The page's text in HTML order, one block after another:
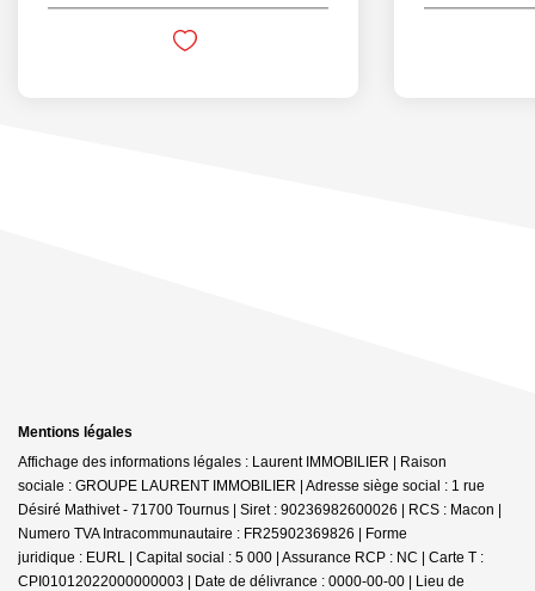
Mentions légales
Affichage des informations légales : Laurent IMMOBILIER | Raison
sociale : GROUPE LAURENT IMMOBILIER | Adresse siège social : 1 rue
Désiré Mathivet - 71700 Tournus | Siret : 90236982600026 | RCS : Macon |
Numero TVA Intracommunautaire : FR25902369826 | Forme
juridique : EURL | Capital social : 5 000 | Assurance RCP : NC | Carte T :
CPI01012022000000003 | Date de délivrance : 0000-00-00 | Lieu de